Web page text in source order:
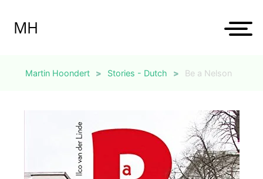
MH
Martin Hoondert > Stories - Dutch > Be a Nelson